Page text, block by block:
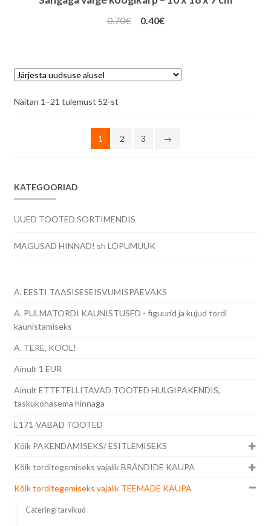
0.70€
Algne
0.40€Praegune
Näitan 1–21 tulemust 52-stSorditud
1
2 3 →
KATEGOORIAD
UUED TOOTED SORTIMENDIS
MAGUSAD HINNAD! sh LÕPUMÜÜK
A. EESTI TAASISESEISVUMISPÄEVAKS
A. PULMATORDI KAUNISTUSED - figuurid ja kujud tordi
kaunistamiseks
A. TERE, KOOL!
Ainult 1 EUR
Ainult ETTETELLITAVAD TOOTED HULGIPAKENDIS,
taskukohasema hinnaga
E171-VABAD TOOTED
Kõik PAKENDAMISEKS/ ESITLEMISEKS
Kõik torditegemiseks vajalik BRÄNDIDE KAUPA
Kõik torditegemiseks vajalik TEEMADE KAUPA
Cateringi tarvikud